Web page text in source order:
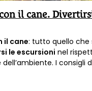
il cane.
il cane: tutto quello che
le escursioni nel
I consigli